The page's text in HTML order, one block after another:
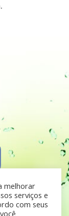
melhorar
serviços e
com seus